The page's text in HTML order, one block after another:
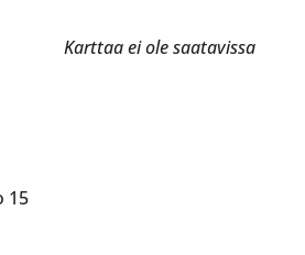
Karttaa ei ole saatavissa
15